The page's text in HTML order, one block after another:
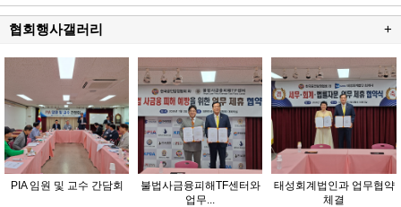
협회행사갤러리 +
PIA 임원 및 교수 간담회
불법사금융피해TF센터와
업무...
태성회계법인과 업무협약
체결